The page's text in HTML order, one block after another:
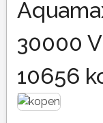
30000
10656